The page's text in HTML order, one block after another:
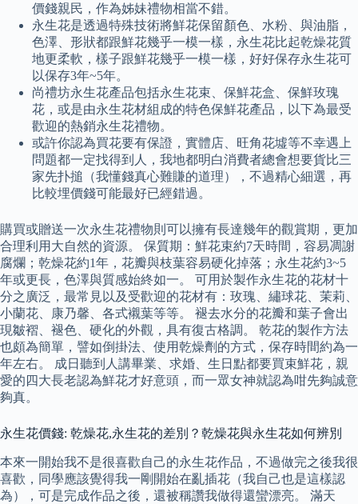
價錢親民，作為姊妹禮物相當不錯。
永生花是透過特殊技術將鮮花保留顏色、水粉、與油脂，
色澤、形狀都跟鮮花幾乎一模一樣，永生花比起乾燥花質
地更柔軟，樣子跟鮮花幾乎一模一樣，好好保存永生花可
以保存3年~5年。
尚禮坊永生花產品包括永生花束、保鮮花盒、保鮮玫瑰
花，或是由永生花材組成的特色保鮮花產品，以下為最受
歡迎的熱銷永生花禮物。
或許你認為買花要有保證，實體店、旺角花墟等不幸遇上
問題都一定找得到人，我地都明白消費者總會想要貨比三
家先扑搥（我懂錢真心難賺的道理），不過精心細選，再
比較埋價錢可能最好已經錯過。
購買或贈送一次永生花禮物則可以擁有長達幾年的觀賞期，更加
合理利用大自然的資源。 保質期：鮮花束約7天時間，容易凋謝
腐爛；乾燥花約1年，花瓣與枝葉容易硬化掉落；永生花約3~5
年或更長，色澤與質感始終如一。 可用於製作永生花的花材十
分之廣泛，最常見以及受歡迎的花材有：玫瑰、繡球花、茉莉、
小蘭花、康乃馨、各式襯葉等等。 褪去水分的花瓣和葉子會出
現皺褶、褪色、硬化的外觀，具有復古格調。 乾花的製作方法
也頗為簡單，譬如倒掛法、使用乾燥劑的方式，保存時間約為一
年左右。 成日聽到人講畢業、求婚、生日點都要買束鮮花，親
愛的四大長老認為鮮花才好意頭，而一眾女神就認為咁先夠誠意
夠真。
永生花價錢: 乾燥花,永生花的差別？乾燥花與永生花如何辨別
本來一開始我不是很喜歡自己的永生花作品，不過做完之後我很
喜歡，同學應該覺得我一剛開始在亂插花（我自己也是這樣認
為），可是完成作品之後，還被稱讚我做得還蠻漂亮。 滿天